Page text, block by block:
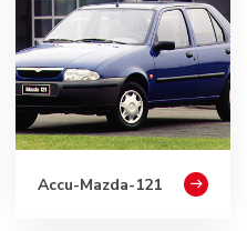
Accu-Mazda-121